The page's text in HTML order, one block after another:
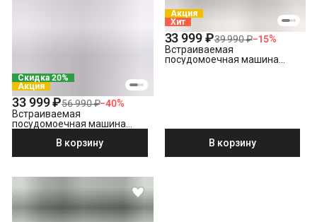
Скидка 20%
Акция
33 999 ₽56 990 ₽−40%
Встраиваемая
посудомоечная машина
В корзину
Акция
Хит
33 999 ₽39 990 ₽−15%
Встраиваемая
посудомоечная машина
В корзину